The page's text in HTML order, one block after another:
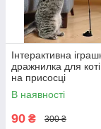
Інтерактивна
дражнилка для
на присосці
В наявності
90 ₴ 300 ₴